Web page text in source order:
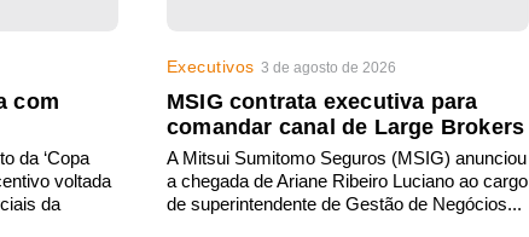
com
da ‘Copa
voltada
da
Executivos 3 de agosto de 2026
MSIG contrata executiva para
comandar canal de Large Brokers
A Mitsui Sumitomo Seguros (MSIG) anunciou
a chegada de Ariane Ribeiro Luciano ao cargo
de superintendente de Gestão de Negócios...